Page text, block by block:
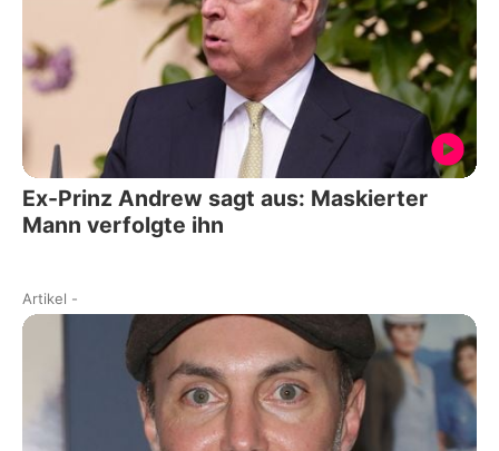
Ex-Prinz Andrew sagt aus: Maskierter
Mann verfolgte ihn
Artikel -